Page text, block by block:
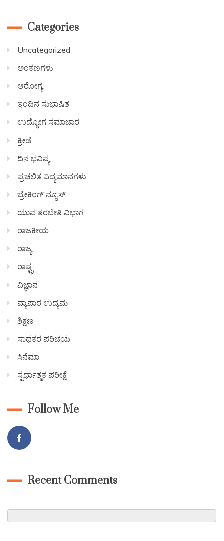
Categories
Uncategorized
ಅಂಕಣಗಳು
ಆರೋಗ್ಯ
ಇಂದಿನ ಸುಭಾಷಿತ
ಉದ್ಯೋಗ ಸಮಾಚಾರ
ಕ್ರೀಡೆ
ದಿನ ಭವಿಷ್ಯ
ಪ್ರಚಲಿತ ವಿದ್ಯಮಾನಗಳು
ಬ್ರೇಕಿಂಗ್ ನ್ಯೂಸ್
ಯುವ ತರಬೇತಿ ವಿಭಾಗ
ರಾಜಕೀಯ
ರಾಜ್ಯ
ರಾಷ್ಟ್ರ
ವಿಜ್ಞಾನ
ವ್ಯಾಪಾರ ಉದ್ಯಮ
ಶಿಕ್ಷಣ
ಸಾಧಕರ ಪರಿಚಯ
ಸಿನೆಮಾ
ಸ್ಪರ್ಧಾತ್ಮಕ ಪರೀಕ್ಷೆ
Follow Me
Recent Comments